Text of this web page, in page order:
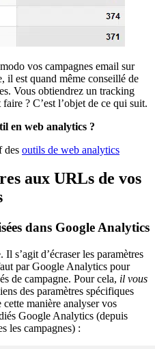
vos campagnes email sur
il est quand même conseillé de
Vous obtiendrez un tracking
? C’est l’objet de ce qui suit.
en web analytics ?
des outils de web analytics
aux URLs de vos
dans Google Analytics
s’agit d’écraser les paramètres
par Google Analytics pour
de campagne. Pour cela, il vous
des paramètres spécifiques
manière analyser vos
Google Analytics (depuis
les campagnes) :